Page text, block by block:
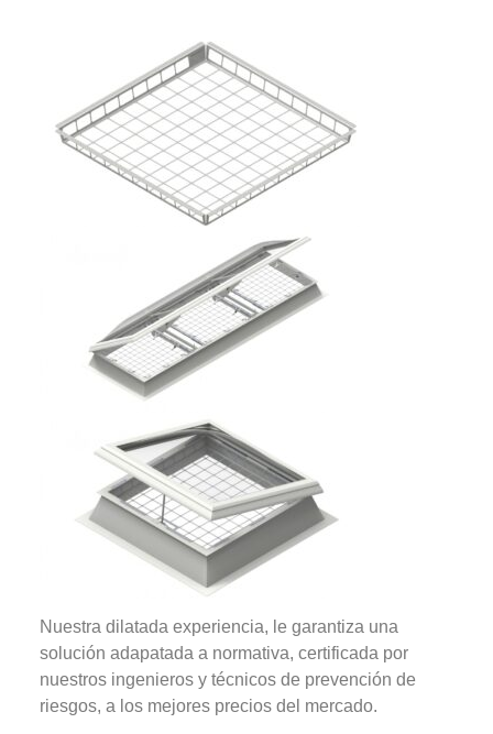
Nuestra dilatada experiencia, le garantiza una
solución adapatada a normativa, certificada por
nuestros ingenieros y técnicos de prevención de
riesgos, a los mejores precios del mercado.